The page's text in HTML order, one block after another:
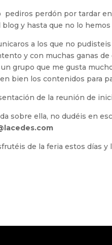
pediros perdón por tardar
y hasta que no lo
a los que no
y con muchas ganas
grupo que me gusta
bien los contenidos para
de la reunión de
sobre ella, no dudéis en
de la feria estos días